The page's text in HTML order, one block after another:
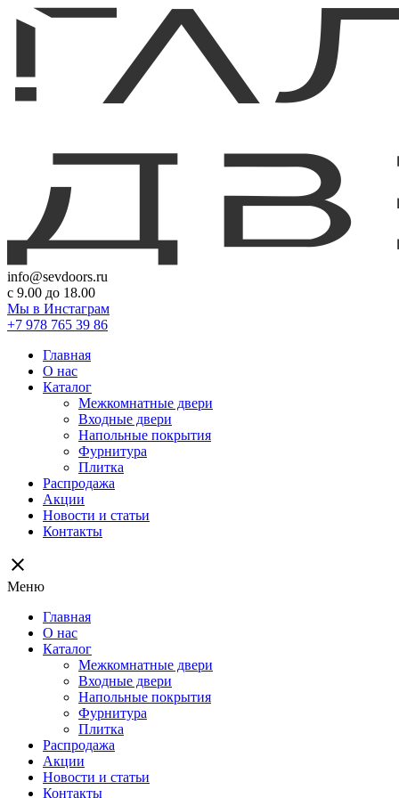
info@sevdoors.ru
c 9.00 до 18.00
Мы в Инстаграм
+7 978 765 39 86
Главная
О нас
Каталог
Межкомнатные двери
Входные двери
Напольные покрытия
Фурнитура
Плитка
Распродажа
Акции
Новости и статьи
Контакты
close
Меню
Главная
О нас
Каталог
Межкомнатные двери
Входные двери
Напольные покрытия
Фурнитура
Плитка
Распродажа
Акции
Новости и статьи
Контакты